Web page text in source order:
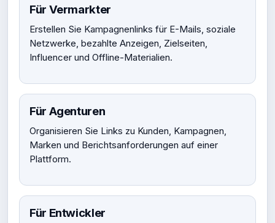
Für Vermarkter
Erstellen Sie Kampagnenlinks für E-Mails, soziale
Netzwerke, bezahlte Anzeigen, Zielseiten,
Influencer und Offline-Materialien.
Für Agenturen
Organisieren Sie Links zu Kunden, Kampagnen,
Marken und Berichtsanforderungen auf einer
Plattform.
Für Entwickler